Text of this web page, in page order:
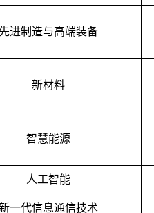
先进制造与高端装备
新材料
智慧能源
人工智能
一代信息通信技术